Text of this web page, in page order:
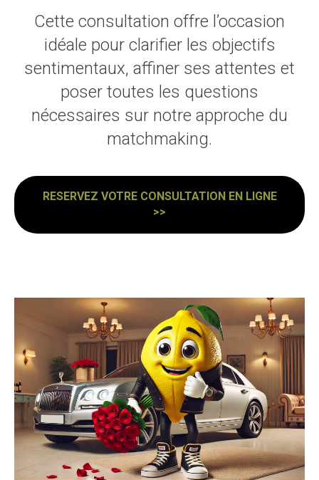
Cette consultation offre l’occasion
idéale pour clarifier les objectifs
sentimentaux, affiner ses attentes et
poser toutes les questions
nécessaires sur notre approche du
matchmaking.
RESERVEZ VOTRE CONSULTATION EN LIGNE
>>